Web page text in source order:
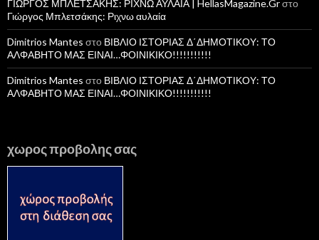
ΓΙΩΡΓΟΣ ΜΠΛΕΤΣΑΚΗΣ: ΡΙΧΝΩ ΑΥΛΑΙΑ | HellasMagazine.Grστο
Γιώργος Μπλετσάκης: Ριχνω αυλαία
Dimitrios Mantes στο ΒΙΒΛΙΟ ΙΣΤΟΡΙΑΣ Δ΄ΔΗΜΟΤΙΚΟΥ: ΤΟ
ΑΛΦΑΒΗΤΟ ΜΑΣ ΕΙΝΑΙ…ΦΟΙΝΙΚΙΚΟ!!!!!!!!!!!
Dimitrios Mantes στο ΒΙΒΛΙΟ ΙΣΤΟΡΙΑΣ Δ΄ΔΗΜΟΤΙΚΟΥ: ΤΟ
ΑΛΦΑΒΗΤΟ ΜΑΣ ΕΙΝΑΙ…ΦΟΙΝΙΚΙΚΟ!!!!!!!!!!!
χωρος προβολης σας